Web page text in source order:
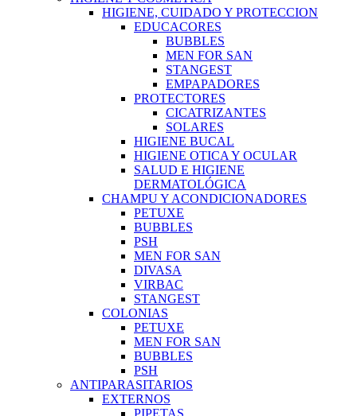
HIGIENE, CUIDADO Y PROTECCION
EDUCACORES
BUBBLES
MEN FOR SAN
STANGEST
EMPAPADORES
PROTECTORES
CICATRIZANTES
SOLARES
HIGIENE BUCAL
HIGIENE OTICA Y OCULAR
SALUD E HIGIENE
DERMATOLÓGICA
CHAMPU Y ACONDICIONADORES
PETUXE
BUBBLES
PSH
MEN FOR SAN
DIVASA
VIRBAC
STANGEST
COLONIAS
PETUXE
MEN FOR SAN
BUBBLES
PSH
ANTIPARASITARIOS
EXTERNOS
PIPETAS